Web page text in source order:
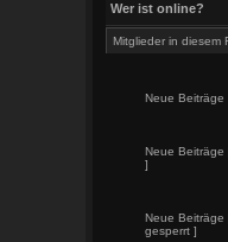
Wer ist online?
Mitglieder in diesem
Neue Beiträge
Neue Beiträge
]
Neue Beiträge
gesperrt ]